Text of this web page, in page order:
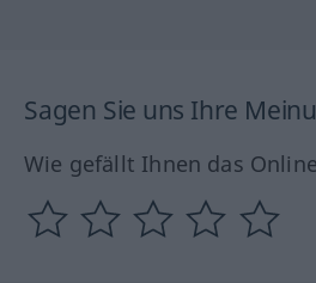
Sagen Sie uns Ihre
Wie gefällt Ihnen das